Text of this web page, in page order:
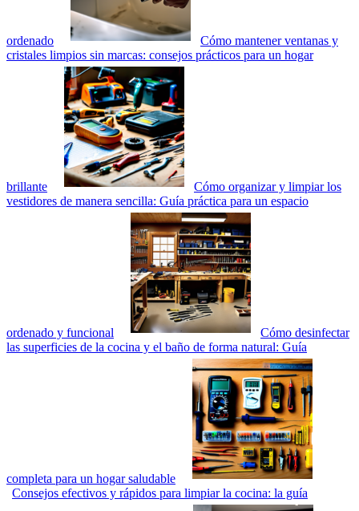
ordenado
Cómo mantener ventanas y
cristales limpios sin marcas: consejos prácticos para un hogar
brillante
Cómo organizar y limpiar los
vestidores de manera sencilla: Guía práctica para un espacio
ordenado y funcional
Cómo desinfectar
las superficies de la cocina y el baño de forma natural: Guía
completa para un hogar saludable
Consejos efectivos y rápidos para limpiar la cocina: la guía